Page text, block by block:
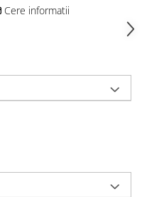
Cere informatii